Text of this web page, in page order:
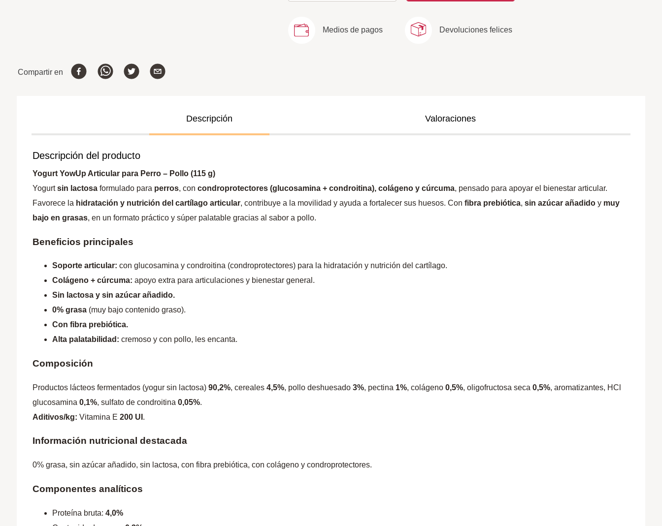
Medios de pagos Devoluciones felices
Compartir en
Descripción Valoraciones
Descripción del producto
Yogurt YowUp Articular para Perro – Pollo (115 g)
Yogurtsin lactosa formulado para perros, concondroprotectores (glucosamina + condroitina), colágeno y cúrcuma, pensado para apoyar el bienestar articular.
Favorece la hidratación y nutrición del cartílago articular, contribuye a la movilidad y ayuda a fortalecer sus huesos. Confibra prebiótica,sin azúcar añadido y muy
bajo en grasas, en un formato práctico y súper palatable gracias al sabor a pollo.
Beneficios principales
Soporte articular: con glucosamina y condroitina (condroprotectores) para la hidratación y nutrición del cartílago.
Colágeno + cúrcuma: apoyo extra para articulaciones y bienestar general.
Sin lactosa y sin azúcar añadido.
0% grasa (muy bajo contenido graso).
Con fibra prebiótica.
Alta palatabilidad: cremoso y con pollo, les encanta.
Composición
Productos lácteos fermentados (yogur sin lactosa)90,2%, cereales4,5%, pollo deshuesado3%, pectina 1%, colágeno0,5%, oligofructosa seca0,5%, aromatizantes, HCl
glucosamina0,1%, sulfato de condroitina0,05%.
Aditivos/kg: Vitamina E200 UI .
Información nutricional destacada
0% grasa, sin azúcar añadido, sin lactosa, con fibra prebiótica, con colágeno y condroprotectores.
Componentes analíticos
Proteína bruta:4,0%